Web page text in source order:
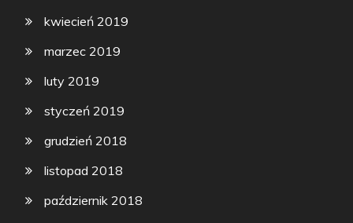
kwiecień 2019
marzec 2019
luty 2019
styczeń 2019
grudzień 2018
listopad 2018
październik 2018